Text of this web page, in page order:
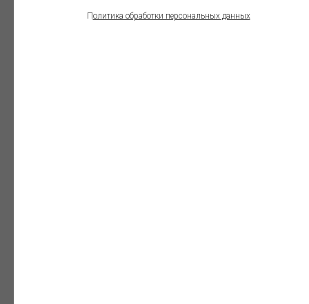
Политика обработки персональных данных